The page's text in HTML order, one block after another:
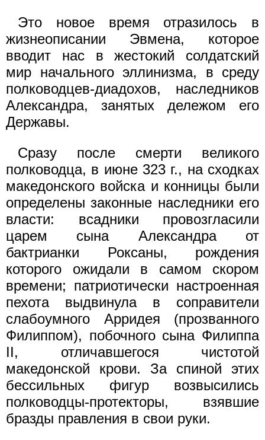
Это новое время отразилось в
жизнеописании Эвмена, кото­рое
вводит нас в жестокий солдатский
мир начального эллинизма, в среду
полководцев-диадохов, наследников
Александра, занятых дележом его
Державы.
Сразу после смерти великого
полководца, в июне 323 г., на сход­ках
македонского войска и конницы были
определены законные наследники его
власти: всадники провозгласили
царем сына Алек­сандра от
бактрианки Роксаны, рождения
которого ожидали в самом скором
времени; патриотически настроенная
пехота выдвинула в соправители
слабоумного Арридея (прозванного
Филиппом), по­бочного сына Филиппа
II, отличавшегося чистотой
македонской крови. За спиной этих
бессильных фигур возвысились
полководцы-протекторы, взявшие
бразды правления в свои руки.